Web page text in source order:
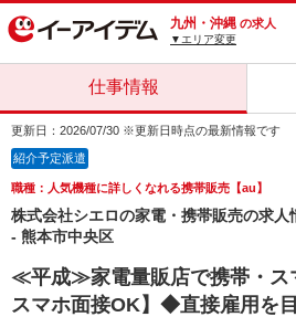
九州・沖縄 の求人
▼エリア変更
仕事情報
更新日：2026/07/30 ※更新日時点の最新情報です
紹介予定派遣
職種：人気機種に詳しくなれる携帯販売【au】
株式会社シエロの家電・携帯販売の求人
- 熊本市中央区
≪平成≫家電量販店で携帯・ス
スマホ面接OK】◆直接雇用を